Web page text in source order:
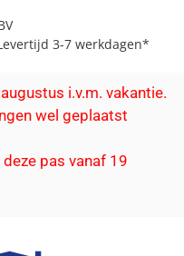
3-7 werkdagen*
i.v.m. vakantie.
wel geplaatst
pas vanaf 19